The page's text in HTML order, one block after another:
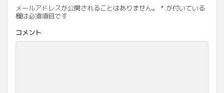
メールアドレスが公開されることはありません。 * が付いている
欄は必須項目です
コメント